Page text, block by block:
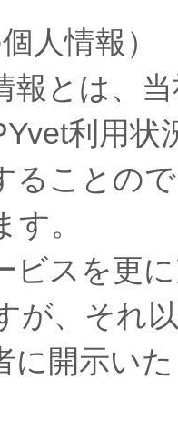
人情報）
とは、
利用
ることの
。
スを更
が、それ
に開示い